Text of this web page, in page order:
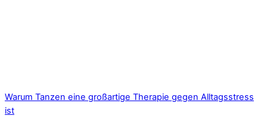
Warum Tanzen eine großartige Therapie gegen Alltagsstress
ist